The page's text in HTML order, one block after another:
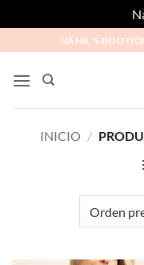
NANA´S
INICIO /